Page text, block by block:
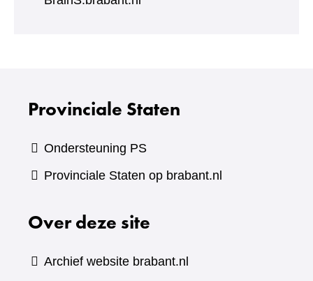
Provinciale Staten
Ondersteuning PS
Provinciale Staten op brabant.nl
Over deze site
Archief website brabant.nl